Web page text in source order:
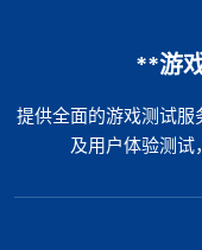
**游
提供全面的游戏测试
及用户体验测试